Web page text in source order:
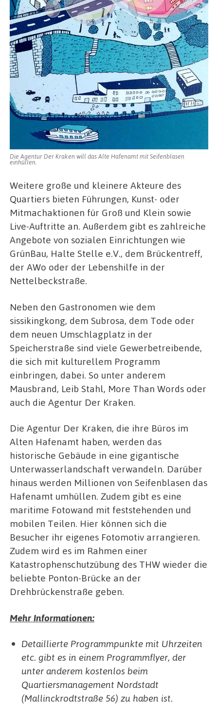
Die Agentur Der Kraken will das Alte Hafenamt mit Seifenblasen
einhüllen.
Weitere große und kleinere Akteure des
Quartiers bieten Führungen, Kunst- oder
Mitmachaktionen für Groß und Klein sowie
Live-Auftritte an. Außerdem gibt es zahlreiche
Angebote von sozialen Einrichtungen wie
GrünBau, Halte Stelle e.V., dem Brückentreff,
der AWo oder der Lebenshilfe in der
Nettelbeckstraße.
Neben den Gastronomen wie dem
sissikingkong, dem Subrosa, dem Tode oder
dem neuen Umschlagplatz in der
Speicherstraße sind viele Gewerbetreibende,
die sich mit kulturellem Programm
einbringen, dabei. So unter anderem
Mausbrand, Leib Stahl, More Than Words oder
auch die Agentur Der Kraken.
Die Agentur Der Kraken, die ihre Büros im
Alten Hafenamt haben, werden das
historische Gebäude in eine gigantische
Unterwasserlandschaft verwandeln. Darüber
hinaus werden Millionen von Seifenblasen das
Hafenamt umhüllen. Zudem gibt es eine
maritime Fotowand mit feststehenden und
mobilen Teilen. Hier können sich die
Besucher ihr eigenes Fotomotiv arrangieren.
Zudem wird es im Rahmen einer
Katastrophenschutzübung des THW wieder die
beliebte Ponton-Brücke an der
Drehbrückenstraße geben.
Mehr Informationen:
Detaillierte Programmpunkte mit Uhrzeiten
etc. gibt es in einem Programmflyer, der
unter anderem kostenlos beim
Quartiersmanagement Nordstadt
(Mallinckrodtstraße 56) zu haben ist.